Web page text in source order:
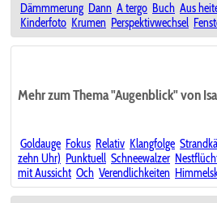
Dämmmerung Dann A tergo Buch Aus
Kinderfoto Krumen Perspektivwechsel
Mehr zum Thema "Augenblick" von
Goldauge Fokus Relativ Klangfolge
zehn Uhr) Punktuell Schneewalzer
mit Aussicht Och Verendlichkeiten